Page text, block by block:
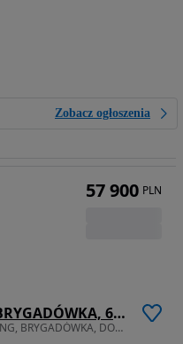
Zobacz ogłoszenia
Peugeot Expert, XL LONG, BRYGADÓWKA, 6 miejsc, DOKA, kamera cofania, tempomat, klima
2000 cm3 • 120 KM • Gwarancja, XL LONG, BRYGADÓWKA, DOKA, 6 miejsc, kamera cofania, klima
57 900 PLN